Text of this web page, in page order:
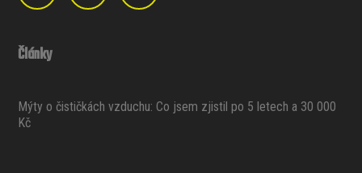
Články
Mýty o čističkách vzduchu: Co jsem zjistil po 5 letech a 30 000
Kč